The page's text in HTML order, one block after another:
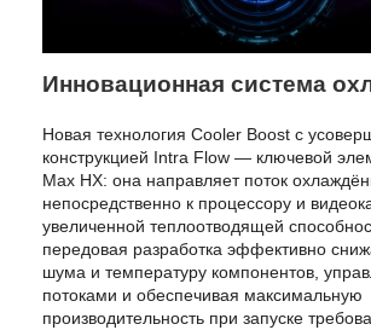
Инновационная система
Новая технология Cooler Boost с
конструкцией Intra Flow — ключевой
Max HX: она направляет поток
непосредственно к процессору и
увеличенной теплоотводящей
передовая разработка эффективно
шума и температуру компонентов,
потоками и обеспечивая максимальную
производительность при запуске